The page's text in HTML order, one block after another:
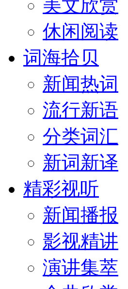
美文欣赏
休闲阅读
词海拾贝
新闻热词
流行新语
分类词汇
新词新译
精彩视听
新闻播报
影视精讲
演讲集萃